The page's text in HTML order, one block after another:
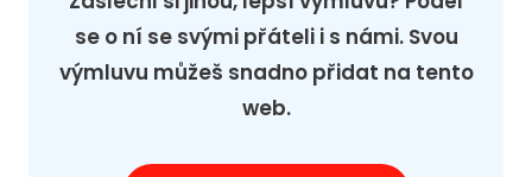
se o ní se svými přáteli i s námi. Svou
výmluvu můžeš snadno přidat na tento
web.